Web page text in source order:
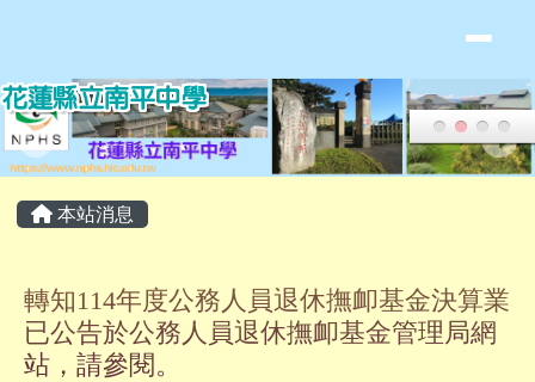
主內容區域
本站消息
轉知114年度公務人員退休撫卹基金決算業
已公告於公務人員退休撫卹基金管理局網
站，請參閱。
頁尾區域